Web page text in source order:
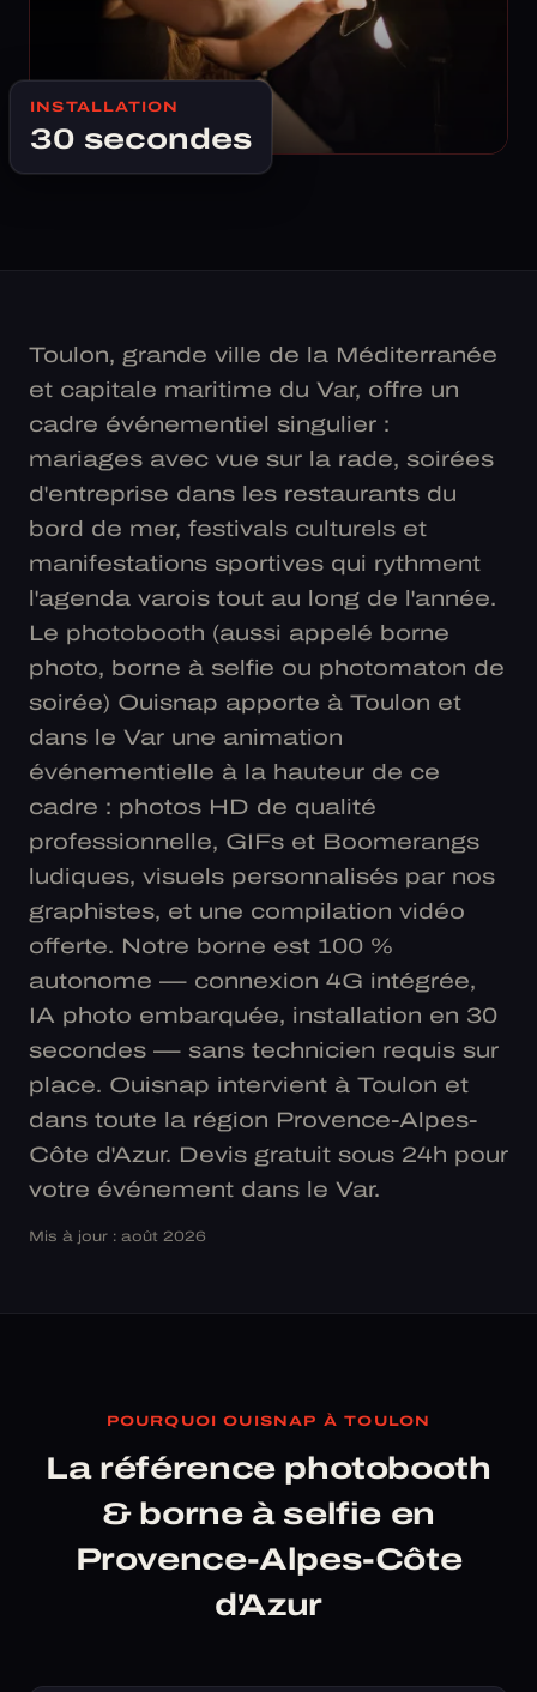
INSTALLATION
30 secondes
Toulon, grande ville de la Méditerranée
et capitale maritime du Var, offre un
cadre événementiel singulier :
mariages avec vue sur la rade, soirées
d'entreprise dans les restaurants du
bord de mer, festivals culturels et
manifestations sportives qui rythment
l'agenda varois tout au long de l'année.
Le photobooth (aussi appelé borne
photo, borne à selfie ou photomaton de
soirée) Ouisnap apporte à Toulon et
dans le Var une animation
événementielle à la hauteur de ce
cadre : photos HD de qualité
professionnelle, GIFs et Boomerangs
ludiques, visuels personnalisés par nos
graphistes, et une compilation vidéo
offerte. Notre borne est 100 %
autonome — connexion 4G intégrée,
IA photo embarquée, installation en 30
secondes — sans technicien requis sur
place. Ouisnap intervient à Toulon et
dans toute la région Provence-Alpes-
Côte d'Azur. Devis gratuit sous 24h pour
votre événement dans le Var.
Mis à jour : août 2026
POURQUOI OUISNAP À TOULON
La référence photobooth
& borne à selfie en
Provence-Alpes-Côte
d'Azur